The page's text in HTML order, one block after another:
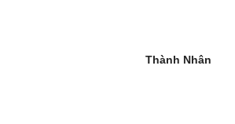
Thành Nhân